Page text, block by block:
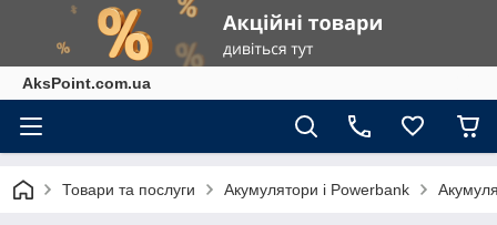
AksPoint.com.ua
Товари та послуги Акумулятори і Powerbank